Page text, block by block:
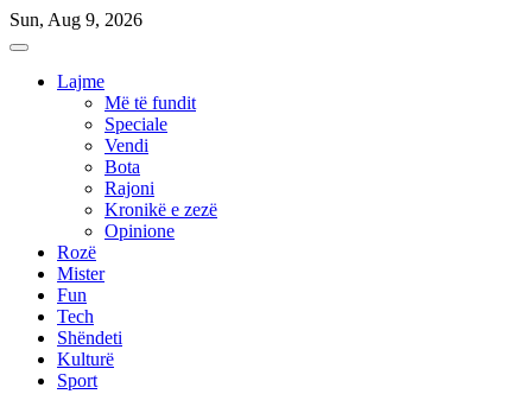
Skip
to
Sun, Aug 9, 2026
Lajme
Më të fundit
Speciale
Vendi
Bota
Rajoni
Kronikë e zezë
Opinione
Rozë
Mister
Fun
Tech
Shëndeti
Kulturë
Sport